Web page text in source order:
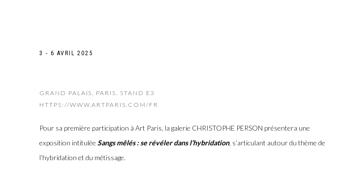
ART PARIS 2025
3 - 6 AVRIL 2025
GRAND PALAIS, PARIS. STAND E3
HTTPS://WWW.ARTPARIS.COM/FR
Pour sa première participation à Art Paris, la galerie CHRISTOPHE PERSON présentera une
exposition intitulée Sangs mêlés : se révéler dans l’hybridation, s’articulant autour du thème de
l’hybridation et du métissage.